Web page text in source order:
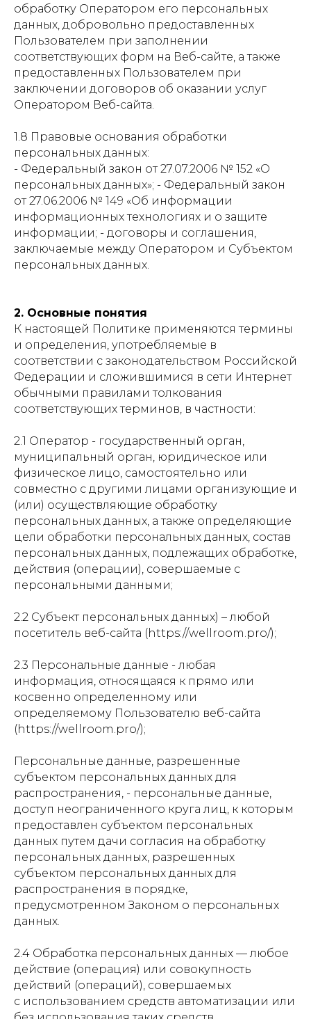
обработку Оператором его персональных
данных, добровольно предоставленных
Пользователем при заполнении
соответствующих форм на Веб-сайте, а также
предоставленных Пользователем при
заключении договоров об оказании услуг
Оператором Веб-сайта.
1.8 Правовые основания обработки
персональных данных:
- Федеральный закон от 27.07.2006 № 152 «О
персональных данных»; - Федеральный закон
от 27.06.2006 № 149 «Об информации
информационных технологиях и о защите
информации; - договоры и соглашения,
заключаемые между Оператором и Субъектом
персональных данных.
2. Основные понятия
К настоящей Политике применяются термины
и определения, употребляемые в
соответствии с законодательством Российской
Федерации и сложившимися в сети Интернет
обычными правилами толкования
соответствующих терминов, в частности:
2.1 Оператор - государственный орган,
муниципальный орган, юридическое или
физическое лицо, самостоятельно или
совместно с другими лицами организующие и
(или) осуществляющие обработку
персональных данных, а также определяющие
цели обработки персональных данных, состав
персональных данных, подлежащих обработке,
действия (операции), совершаемые с
персональными данными;
2.2 Субъект персональных данных) – любой
посетитель веб-сайта (https://wellroom.pro/);
2.3 Персональные данные - любая
информация, относящаяся к прямо или
косвенно определенному или
определяемому Пользователю веб-сайта
(https://wellroom.pro/);
Персональные данные, разрешенные
субъектом персональных данных для
распространения, - персональные данные,
доступ неограниченного круга лиц, к которым
предоставлен субъектом персональных
данных путем дачи согласия на обработку
персональных данных, разрешенных
субъектом персональных данных для
распространения в порядке,
предусмотренном Законом о персональных
данных.
2.4 Обработка персональных данных — любое
действие (операция) или совокупность
действий (операций), совершаемых
с использованием средств автоматизации или